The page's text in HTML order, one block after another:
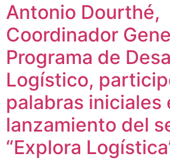
Antonio Dourthé,
Coordinador
Programa de
Logístico,
palabras iniciales
lanzamiento del
“Explora